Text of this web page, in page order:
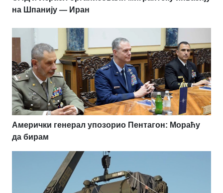
на Шпанију — Иран
Амерички генерал упозорио Пентагон: Мораћу
да бирам